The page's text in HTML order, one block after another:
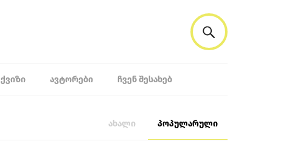
ᲥᲕᲘᲖᲘ ᲐᲕᲢᲝᲠᲔᲑᲘ ᲩᲕᲔᲜ ᲨᲔᲡᲐᲮᲔᲑ
ახალი პოპულარული